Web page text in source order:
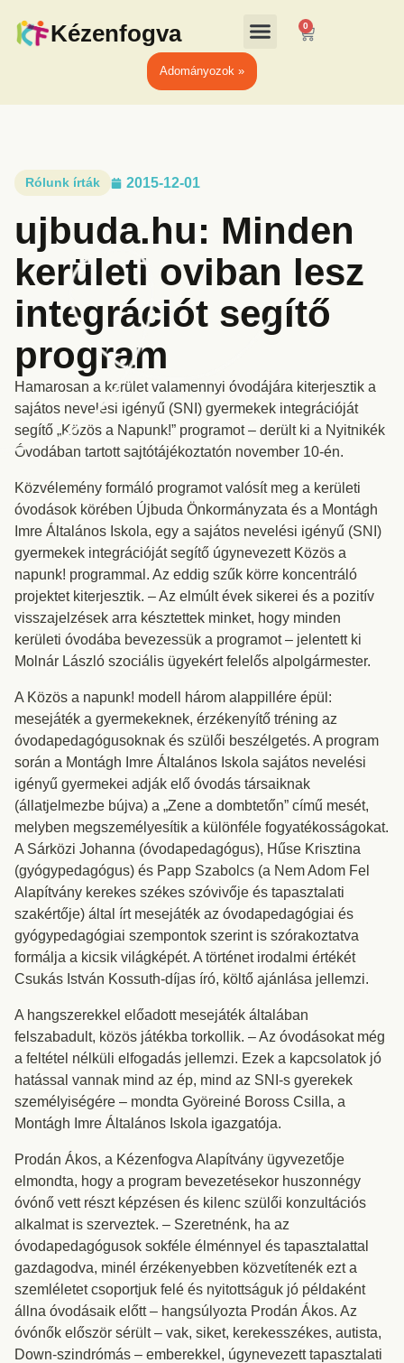
Kézenfogva 0
Adományozok »
Rólunk írták 2015-12-01
ujbuda.hu: Minden
kerületi oviban lesz
integrációt segítő
program
Hamarosan a kerület valamennyi óvodájára kiterjesztik a
sajátos nevelési igényű (SNI) gyermekek integrációját
segítő „Közös a Napunk!” programot – derült ki a Nyitnikék
Óvodában tartott sajtótájékoztatón november 10-én.
Közvélemény formáló programot valósít meg a kerületi
óvodások körében Újbuda Önkormányzata és a Montágh
Imre Általános Iskola, egy a sajátos nevelési igényű (SNI)
gyermekek integrációját segítő úgynevezett Közös a
napunk! programmal. Az eddig szűk körre koncentráló
projektet kiterjesztik. – Az elmúlt évek sikerei és a pozitív
visszajelzések arra késztettek minket, hogy minden
kerületi óvodába bevezessük a programot – jelentett ki
Molnár László szociális ügyekért felelős alpolgármester.
A Közös a napunk! modell három alappillére épül:
mesejáték a gyermekeknek, érzékenyítő tréning az
óvodapedagógusoknak és szülői beszélgetés. A program
során a Montágh Imre Általános Iskola sajátos nevelési
igényű gyermekei adják elő óvodás társaiknak
(állatjelmezbe bújva) a „Zene a dombtetőn” című mesét,
melyben megszemélyesítik a különféle fogyatékosságokat.
A Sárközi Johanna (óvodapedagógus), Hűse Krisztina
(gyógypedagógus) és Papp Szabolcs (a Nem Adom Fel
Alapítvány kerekes székes szóvivője és tapasztalati
szakértője) által írt mesejáték az óvodapedagógiai és
gyógypedagógiai szempontok szerint is szórakoztatva
formálja a kicsik világképét. A történet irodalmi értékét
Csukás István Kossuth-díjas író, költő ajánlása jellemzi.
A hangszerekkel előadott mesejáték általában
felszabadult, közös játékba torkollik. – Az óvodásokat még
a feltétel nélküli elfogadás jellemzi. Ezek a kapcsolatok jó
hatással vannak mind az ép, mind az SNI-s gyerekek
személyiségére – mondta Györeiné Boross Csilla, a
Montágh Imre Általános Iskola igazgatója.
Prodán Ákos, a Kézenfogva Alapítvány ügyvezetője
elmondta, hogy a program bevezetésekor huszonnégy
óvónő vett részt képzésen és kilenc szülői konzultációs
alkalmat is szerveztek. – Szeretnénk, ha az
óvodapedagógusok sokféle élménnyel és tapasztalattal
gazdagodva, minél érzékenyebben közvetítenék ezt a
szemléletet csoportjuk felé és nyitottságuk jó példaként
állna óvodásaik előtt – hangsúlyozta Prodán Ákos. Az
óvónők először sérült – vak, siket, kerekesszékes, autista,
Down-szindrómás – emberekkel, úgynevezett tapasztalati